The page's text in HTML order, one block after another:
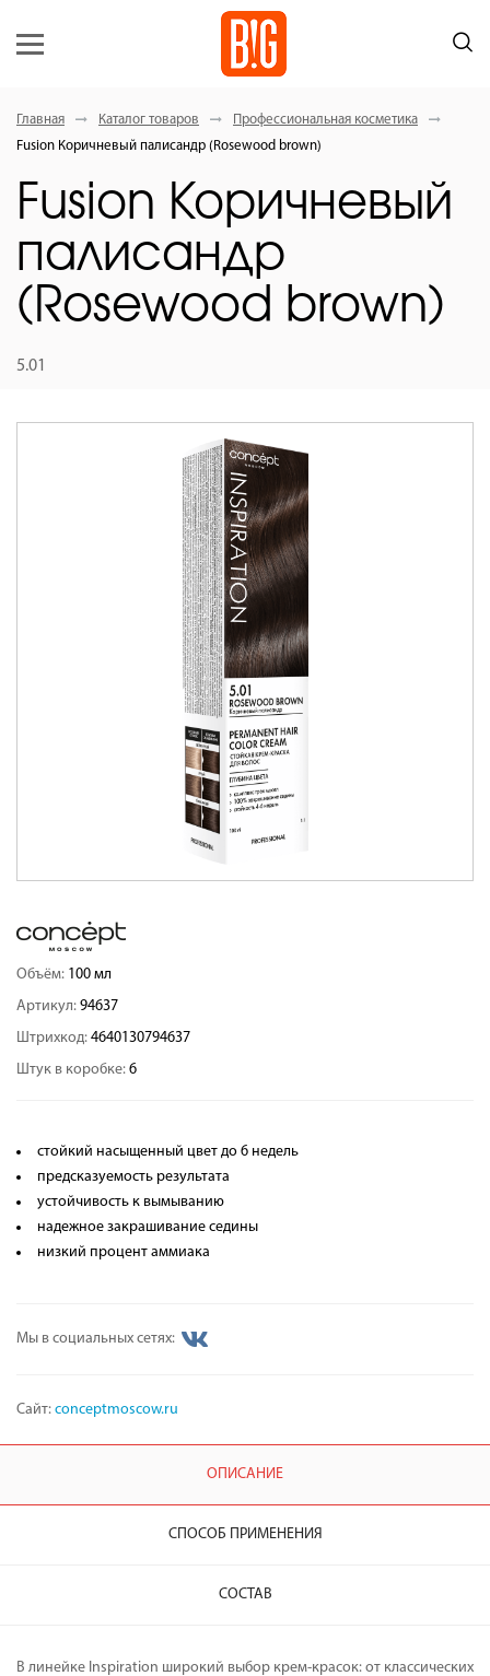
Главная Каталог товаров
Профессиональная косметика
Fusion Коричневый палисандр (Rosewood brown)
Fusion Коричневый
палисандр
(Rosewood brown)
5.01
Объём: 100 мл
Артикул: 94637
Штрихкод: 4640130794637
Штук в коробке: 6
стойкий насыщенный цвет до 6 недель
предсказуемость результата
устойчивость к вымыванию
надежное закрашивание седины
низкий процент аммиака
Мы в социальных сетях:
Сайт: conceptmoscow.ru
ОПИСАНИЕ
СПОСОБ ПРИМЕНЕНИЯ
СОСТАВ
В линейке Inspiration широкий выбор крем-красок: от классических